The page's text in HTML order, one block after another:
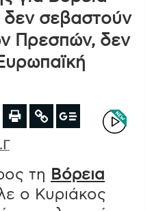
δεν σεβαστούν
Πρεσπών, δεν
τη
Βόρεια
ο Κυριάκος